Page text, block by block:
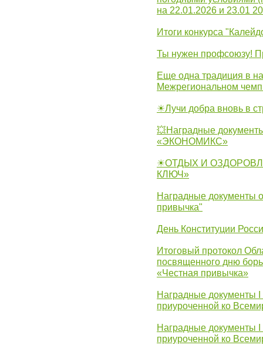
на 22.01.2026 и 23.01
Итоги конкурса
Ты нужен профсоюзу!
Еще одна традиция в
Межрегиональном
☀Лучи добра вновь в
💥Наградные
«ЭКОНОМИКС»
☀ОТДЫХ И
КЛЮЧ»
Наградные документы
привычка"
День Конституции
Итоговый протокол
посвященного дню
«Честная привычка»
Наградные документы
приуроченной ко
Наградные документы
приуроченной ко